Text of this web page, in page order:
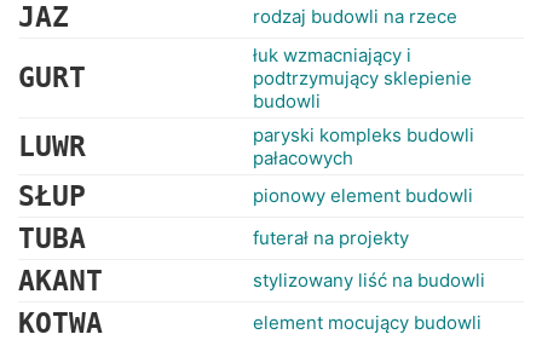
JAZ rodzaj budowli na rzece
GURT
łuk wzmacniający i
podtrzymujący sklepienie
budowli
LUWR
paryski kompleks budowli
pałacowych
SŁUP pionowy element budowli
TUBA futerał na projekty
AKANT stylizowany liść na budowli
KOTWA element mocujący budowli